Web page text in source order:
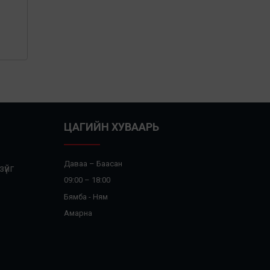
ЦАГИЙН ХУВААРЬ
Даваа – Баасан
09:00 – 18:00
Бямба - Ням
Амарна